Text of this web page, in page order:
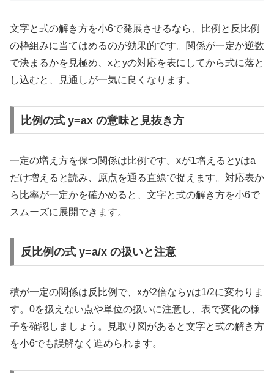
文字と式の解き方を小6で発展させるなら、比例と反比例
の枠組みに当てはめるのが効果的です。関係が一定か逆数
で決まるかを見極め、xとyの対応を表にしてから式に落と
し込むと、見通しが一気に良くなります。
比例の式 y=ax の意味と見抜き方
一定の増え方を保つ関係は比例です。xが1増えるとyはa
だけ増えると読み、原点を通る直線で捉えます。対応表か
ら比率が一定かを確かめると、文字と式の解き方を小6で
スムーズに展開できます。
反比例の式 y=a/x の扱いと注意
積が一定の関係は反比例で、xが2倍ならyは1/2に変わりま
す。0を扱えない点や単位の扱いに注意し、表で変化の様
子を確認しましょう。見取り図があると文字と式の解き方
を小6でも誤解なく進められます。